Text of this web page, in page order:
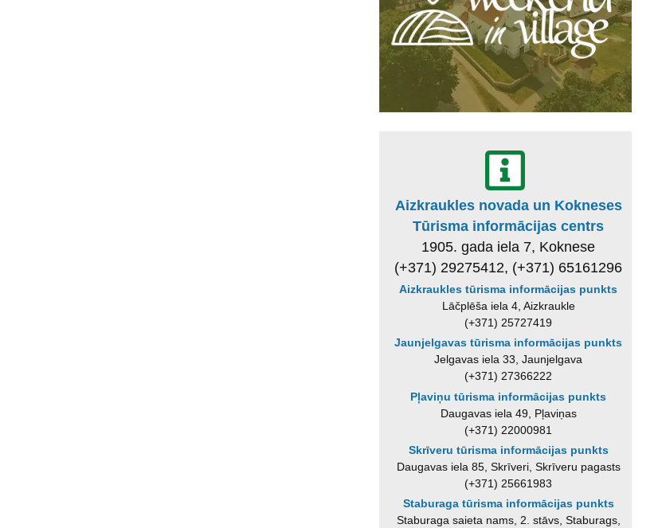
Aizkraukles novada un Kokneses
Tūrisma informācijas centrs
1905. gada iela 7, Koknese
(+371) 29275412, (+371) 65161296
Aizkraukles tūrisma informācijas punkts
Lāčplēša iela 4, Aizkraukle
(+371) 25727419
Jaunjelgavas tūrisma informācijas punkts
Jelgavas iela 33, Jaunjelgava
(+371) 27366222
Pļaviņu tūrisma informācijas punkts
Daugavas iela 49, Pļaviņas
(+371) 22000981
Skrīveru tūrisma informācijas punkts
Daugavas iela 85, Skrīveri, Skrīveru pagasts
(+371) 25661983
Staburaga tūrisma informācijas punkts
Staburaga saieta nams, 2. stāvs, Staburags,